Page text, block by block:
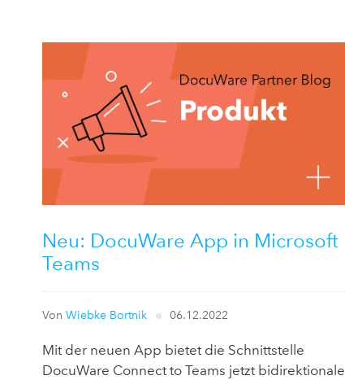
Neu: DocuWare App in Microsoft
Teams
Von Wiebke Bortnik 06.12.2022
Mit der neuen App bietet die Schnittstelle
DocuWare Connect to Teams jetzt bidirektionale